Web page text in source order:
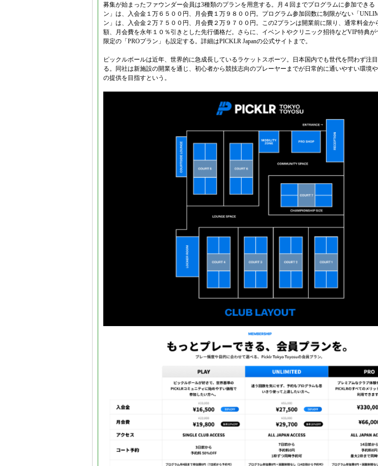
募集が始まったファウンダー会員は3種類のプランを用意する。月４回までプログラムに参加できる
ン」は、入会金１万６５００円、月会費１万９８００円。プログラム参加回数に制限がない「
ン」は、入会金２万７５００円、月会費２万９７００円。この2プランは開業前に限り、通常料金か
額、月会費を永年１０％引きとした先行価格だ。さらに、イベントやクリニック招待などVIP特典が
限定の「PROプラン」も設定する。詳細はPICKLR Japanの公式サイトまで。
ピックルボールは近年、世界的に急成長しているラケットスポーツ。日本国内でも世代を問わず注
る。同社は新施設の開業を通じ、初心者から競技志向のプレーヤーまでが日常的に通いやすい環境
の提供を目指すという。